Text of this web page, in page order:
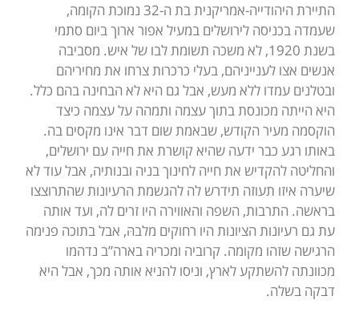
התיירת היהודייה-אמריקנית בת ה-32 נמוכת הקומה,
שעמדה בכניסה לירושלים במעיל אפור ארוך ביום סתמי
בשנת 1920, לא משכה תשומת לבו של איש. מסביבה
אנשים אצו לענייניהם, בעלי כרכרות צרחו את מחיריהם
ובטלנים עמדו ללא מעש, אבל גם היא לא הבחינה בהם כלל.
היא הייתה מכונסת בתוך עצמה ותמהה על עצמה כיצד
הוקסמה מעיר הקודש, שבאמת שום דבר אינו מקסים בה.
באותו רגע כבר ידעה שהיא קושרת את חייה עם ירושלים,
והחליטה להקדיש את חייה לחינוך בניה ובנותיה, אבל עוד לא
שיערה איזו תעוזה תידרש לה להגשמת הרעיונות שהתרוצצו
בראשה. התרבות, השפה והאווירה היו זרים לה, ועד אותה
עת גם רעיונות הציונות היו רחוקים מלבהּ, אבל בתוכה פנימה
הרגישה שזהו מקומה. קרוביה ומכריה בארה”ב נדהמו
מכוונתה להשתקע לארץ, וניסו להניא אותה מכך, אבל היא
דבקה בשלה.